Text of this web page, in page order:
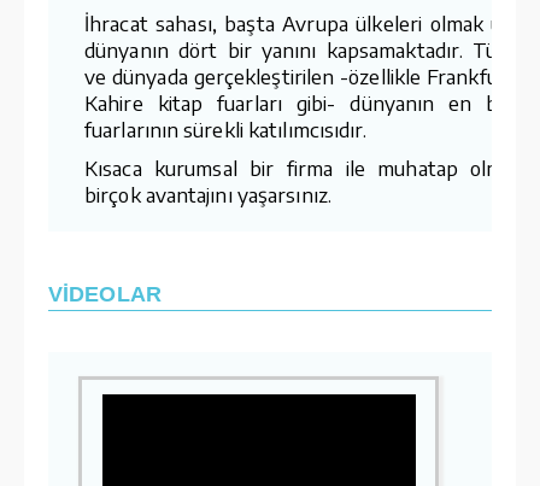
İhracat sahası, başta Avrupa ülkeleri olmak
dünyanın dört bir yanını kapsamaktadır.
ve dünyada gerçekleştirilen -özellikle Frankfurt
Kahire kitap fuarları gibi- dünyanın en
fuarlarının sürekli katılımcısıdır.
Kısaca kurumsal bir firma ile muhatap
birçok avantajını yaşarsınız.
VİDEOLAR